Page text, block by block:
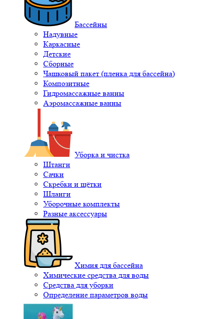
Бассейны
Надувные
Каркасные
Детские
Сборные
Чашковый пакет (пленка для бассейна)
Композитные
Гидромассажные ванны
Аэромассажные ванны
Уборка и чистка
Штанги
Сачки
Скребки и щётки
Шланги
Уборочные комплекты
Разные аксессуары
Химия для бассейна
Химические средства для воды
Средства для уборки
Определение параметров воды